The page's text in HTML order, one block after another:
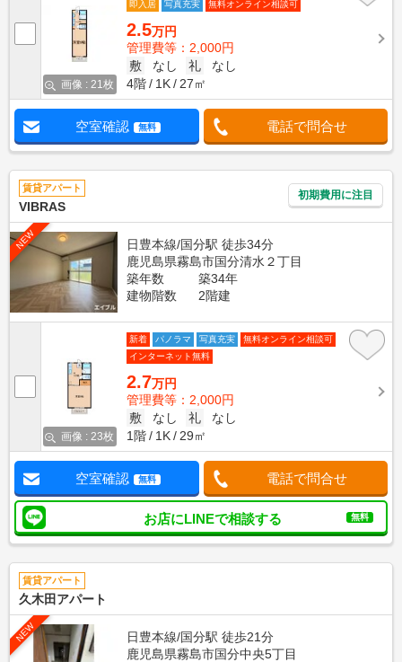
画像 : 21枚
即入居
写真充実 無料オンライン相談可
2.5万円
管理費等：2,000円
敷
なし 礼
なし
4階
1K 27㎡
空室確認 無料 電話で問合せ
賃貸アパート
VIBRAS
初期費用に注目
NEW
日豊本線/国分駅 徒歩34分
鹿児島県霧島市国分清水２丁目
築年数
築34年
建物階数
2階建
画像 : 23枚
新着 パノラマ 写真充実
無料オンライン相談可
インターネット無料
2.7万円
管理費等：2,000円
敷
なし 礼
なし
1階
1K 29㎡
空室確認 無料 電話で問合せ
お店にLINEで相談する 無料
賃貸アパート
久木田アパート
NEW
日豊本線/国分駅 徒歩21分
鹿児島県霧島市国分中央5丁目